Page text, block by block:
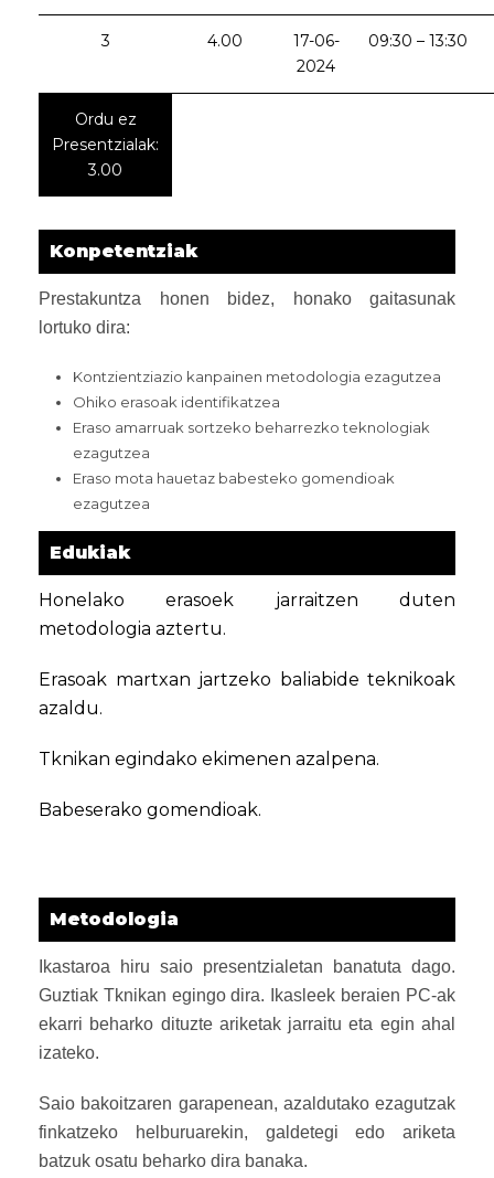
3 4.00
17-06-
2024
09:30 – 13:30
Ordu ez
Presentzialak:
3.00
Konpetentziak
Prestakuntza honen bidez, honako gaitasunak
lortuko dira:
Kontzientziazio kanpainen metodologia ezagutzea
Ohiko erasoak identifikatzea
Eraso amarruak sortzeko beharrezko teknologiak
ezagutzea
Eraso mota hauetaz babesteko gomendioak
ezagutzea
Edukiak
Honelako erasoek jarraitzen duten
metodologia aztertu.
Erasoak martxan jartzeko baliabide teknikoak
azaldu.
Tknikan egindako ekimenen azalpena.
Babeserako gomendioak.
Metodologia
Ikastaroa hiru saio presentzialetan banatuta dago.
Guztiak Tknikan egingo dira. Ikasleek beraien PC-ak
ekarri beharko dituzte ariketak jarraitu eta egin ahal
izateko.
Saio bakoitzaren garapenean, azaldutako ezagutzak
finkatzeko helburuarekin, galdetegi edo ariketa
batzuk osatu beharko dira banaka.